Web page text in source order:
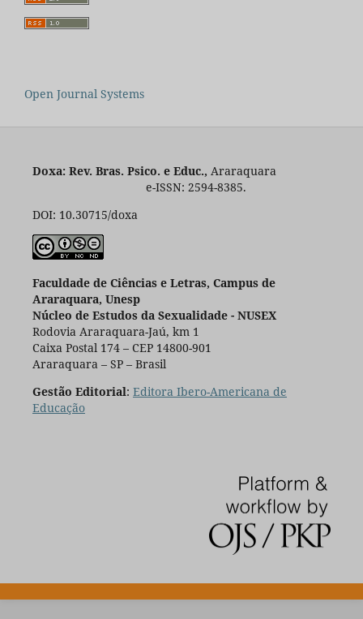
Open Journal Systems
Doxa: Rev. Bras. Psico. e Educ., Araraquara
e-ISSN: 2594-8385.
DOI: 10.30715/doxa
Faculdade de Ciências e Letras, Campus de
Araraquara, Unesp
Núcleo de Estudos da Sexualidade - NUSEX
Rodovia Araraquara-Jaú, km 1
Caixa Postal 174 – CEP 14800-901
Araraquara – SP – Brasil
Gestão Editorial: Editora Ibero-Americana de
Educação